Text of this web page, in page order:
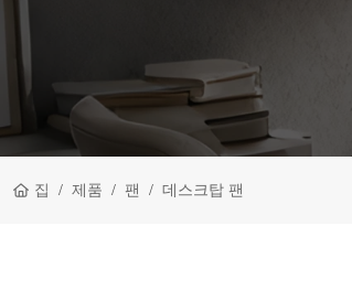
집 제품 팬 데스크탑 팬